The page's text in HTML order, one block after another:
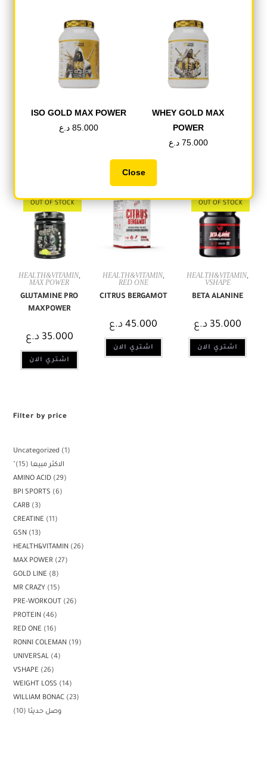
Tweet This Product Share on Facebook
OUT OF STOCK
HEALTH&VITAMIN,
MAX POWER
GLUTAMINE PRO
MAXPOWER
35.000 د.ع
اشتري الان
HEALTH&VITAMIN,
RED ONE
CITRUS BERGAMOT
45.000 د.ع
اشتري الان
OUT OF STOCK
HEALTH&VITAMIN
VSHAPE
BETA ALANINE
35.000 د.ع
اشتري الان
Filter by price
Uncategorized
1
"الاكثر مبيعا
15
AMINO ACID
29
BPI SPORTS
6
CARB
3
CREATINE
11
GSN
13
HEALTH&VITAMIN
26
MAX POWER
27
GOLD LINE
8
MR CRAZY
15
PRE-WORKOUT
26
PROTEIN
46
RED ONE
16
RONNI COLEMAN
19
UNIVERSAL
4
VSHAPE
26
WEIGHT LOSS
14
WILLIAM BONAC
23
وصل حديثا
10
ISO GOLD MAX POWER
85.000 د.ع
WHEY GOLD MAX
POWER
75.000 د.ع
Close